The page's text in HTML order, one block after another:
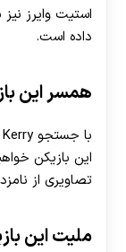
استیت وایرز
داده است.
همسر این
این بازیکن
تصاویری از
ملیت این